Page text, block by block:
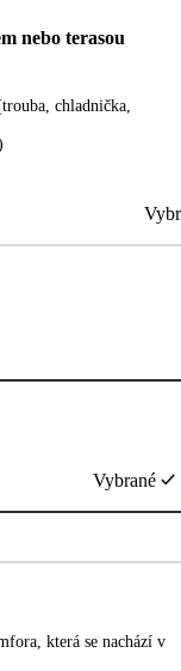
nebo terasou
chladnička,
Vybrané
která se nachází v